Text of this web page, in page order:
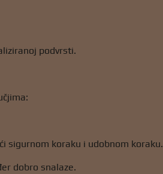
podvrsti.
sigurnom koraku i udobnom koraku.
dobro snalaze.